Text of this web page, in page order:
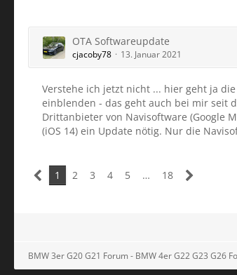
OTA Softwareupdate
cjacoby78 13. Januar 2021
Verstehe ich jetzt nicht ... hier geht ja
einblenden - das geht auch bei mir seit
Drittanbieter von Navisoftware (Google
(iOS 14) ein Update nötig. Nur die
1 2 3 4 5 … 18
BMW 3er G20 G21 Forum - BMW 4er G22 G23 G26